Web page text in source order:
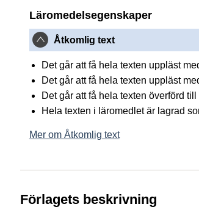
Läromedelsegenskaper
Åtkomlig text
Det går att få hela texten uppläst
Det går att få hela texten uppläst
Det går att få hela texten överförd
Hela texten i läromedlet är lagrad
Mer om Åtkomlig text
Förlagets beskrivning